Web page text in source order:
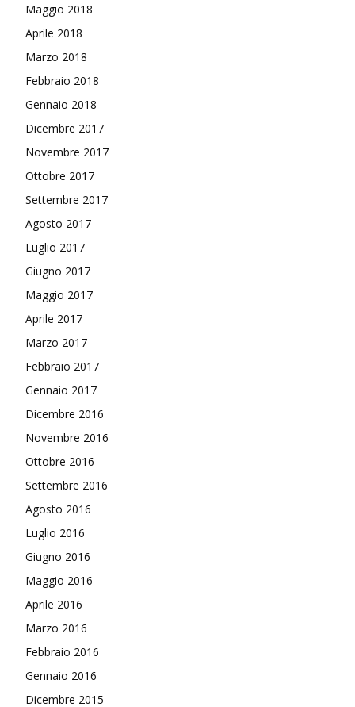
Maggio 2018
Aprile 2018
Marzo 2018
Febbraio 2018
Gennaio 2018
Dicembre 2017
Novembre 2017
Ottobre 2017
Settembre 2017
Agosto 2017
Luglio 2017
Giugno 2017
Maggio 2017
Aprile 2017
Marzo 2017
Febbraio 2017
Gennaio 2017
Dicembre 2016
Novembre 2016
Ottobre 2016
Settembre 2016
Agosto 2016
Luglio 2016
Giugno 2016
Maggio 2016
Aprile 2016
Marzo 2016
Febbraio 2016
Gennaio 2016
Dicembre 2015